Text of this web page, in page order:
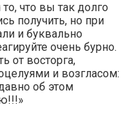
что вы так долго
получить, но при
и буквально
очень бурно.
от восторга,
и возгласом:
об этом